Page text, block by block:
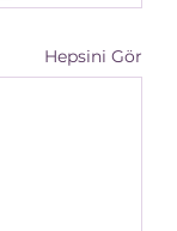
Hepsini Gör